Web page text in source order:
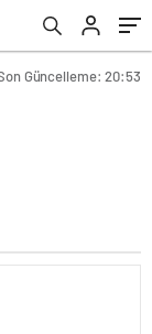
Güncelleme: 20:53